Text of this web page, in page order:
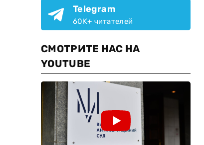
Telegram
60K+ читателей
СМОТРИТЕ НАС НА
YOUTUBE